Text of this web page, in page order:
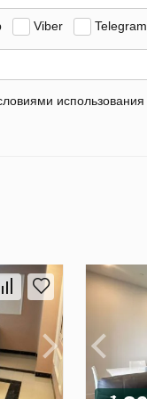
Viber Telegram
использования